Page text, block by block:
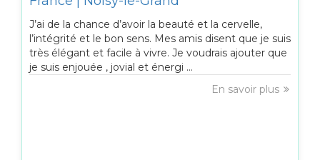
J’ai de la chance d’avoir la beauté et la cervelle,
l’intégrité et le bon sens. Mes amis disent que je suis
très élégant et facile à vivre. Je voudrais ajouter que
je suis enjouée , jovial et énergi ...
En savoir plus